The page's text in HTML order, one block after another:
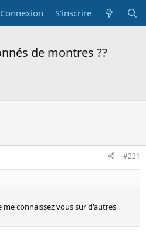
Connexion S'inscrire
de montres ??
#221
connaissez vous sur d'autres